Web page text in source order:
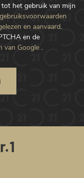
het gebruik van mijn
en aanvaard.
en de
van Google .